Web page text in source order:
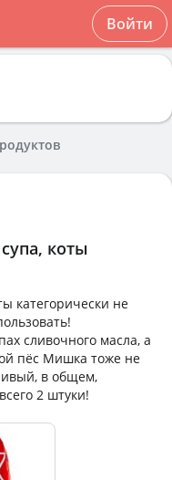
Войти
коты
категорически не
сливочного масла, а
пёс Мишка тоже не
в общем,
2 штуки!